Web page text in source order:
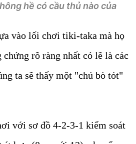
hề có cầu thủ nào của
vào lối chơi tiki-taka mà họ
rõ ràng nhất có lẽ là các
ta sẽ thấy một "chú bò tót"
với sơ đồ 4-2-3-1 kiểm soát